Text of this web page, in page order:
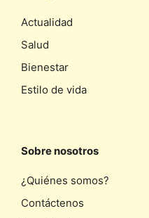
Actualidad
Salud
Bienestar
Estilo de vida
Sobre nosotros
¿Quiénes somos?
Contáctenos